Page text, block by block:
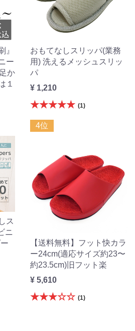
』
ー
か
１
おもてなしスリッパ(業務
用) 洗えるメッシュスリッ
パ
¥ 1,210
★★★★★ (1)
ス
ニ
4位
【送料無料】フット快カラ
ー24cm(適応サイズ約23〜
約23.5cm)旧フット楽
¥ 5,610
★★★☆☆ (1)